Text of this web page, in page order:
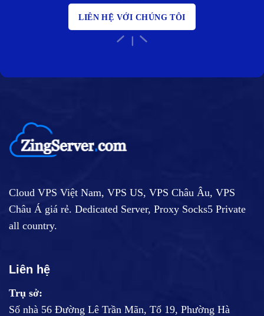
LIÊN HỆ VỚI CHÚNG TÔI
Cloud VPS Việt Nam, VPS US, VPS Châu Âu, VPS
Châu Á giá rẻ. Dedicated Server, Proxy Socks5 Private
all country.
Liên hệ
Trụ sở:
Số nhà 56 Đường Lê Trần Mãn, Tổ 19, Phường Hà